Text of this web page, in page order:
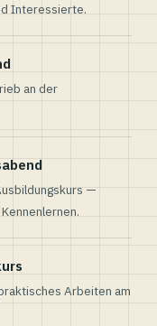
Interessierte.
an der
—
Arbeiten am